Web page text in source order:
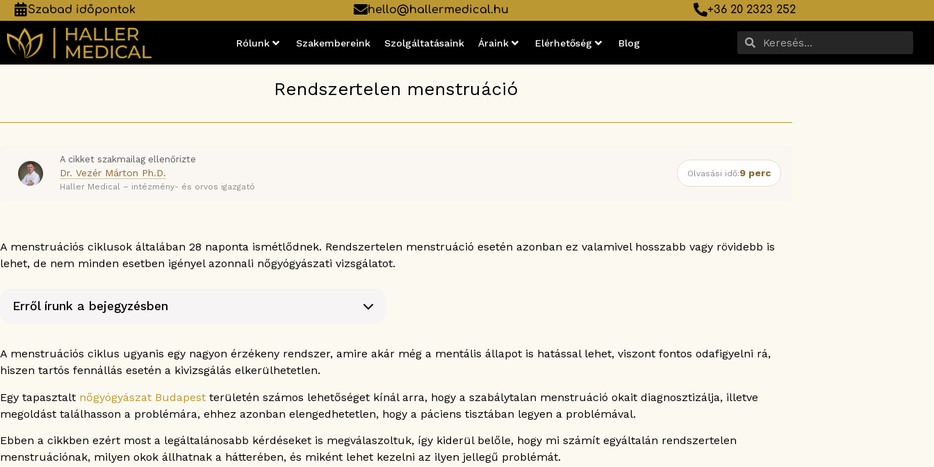
Szabad időpontok hello@hallermedical.hu +36 20 2323 252
Rólunk Szakembereink Szolgáltatásaink Áraink Elérhetőség Blog
Rendszertelen menstruáció
A cikket szakmailag ellenőrizte
Dr. Vezér Márton Ph.D.
Haller Medical – intézmény- és orvos igazgató
Olvasási idő:9 perc
A menstruációs ciklusok általában 28 naponta ismétlődnek. Rendszertelen menstruáció esetén azonban ez valamivel hosszabb vagy rövidebb is
lehet, de nem minden esetben igényel azonnali nőgyógyászati vizsgálatot.
Erről írunk a bejegyzésben
A menstruáció nyomon követése
A rendszertelen menstruáció okai
A rendszertelen menstruáció egészségügyi okai
A rendszertelen menstruáció egyéb okai
A rendszertelen menstruáció diagnózisa
A rendszertelen menstruáció kezelése
A menstruációs ciklus ugyanis egy nagyon érzékeny rendszer, amire akár még a mentális állapot is hatással lehet, viszont fontos odafigyelni rá,
hiszen tartós fennállás esetén a kivizsgálás elkerülhetetlen.
Egy tapasztalt nőgyógyászat Budapest területén számos lehetőséget kínál arra, hogy a szabálytalan menstruáció okait diagnosztizálja, illetve
megoldást találhasson a problémára, ehhez azonban elengedhetetlen, hogy a páciens tisztában legyen a problémával.
Ebben a cikkben ezért most a legáltalánosabb kérdéseket is megválaszoltuk, így kiderül belőle, hogy mi számít egyáltalán rendszertelen
menstruációnak, milyen okok állhatnak a hátterében, és miként lehet kezelni az ilyen jellegű problémát.